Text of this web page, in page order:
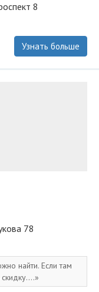
8
Узнать больше
78
найти. Если там